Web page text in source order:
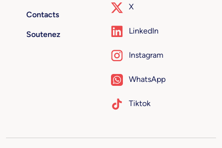
Contacts
Soutenez
X
LinkedIn
Instagram
WhatsApp
Tiktok